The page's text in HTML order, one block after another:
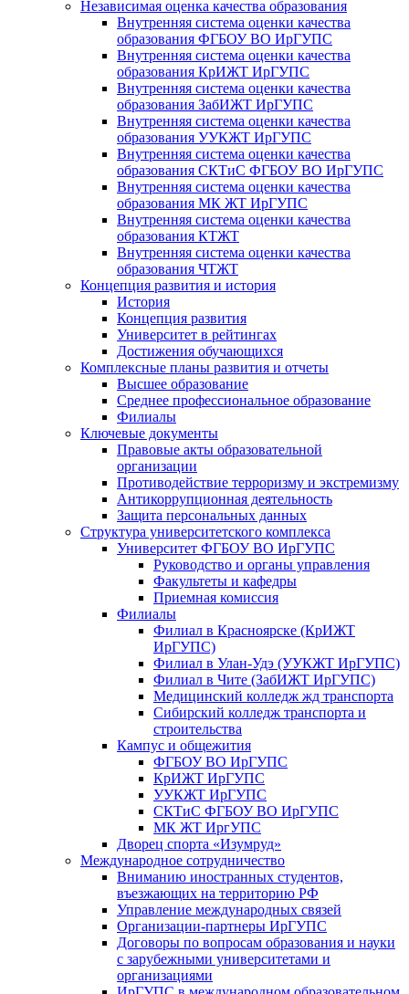
Независимая оценка качества образования
Внутренняя система оценки качества
образования ФГБОУ ВО ИрГУПС
Внутренняя система оценки качества
образования КрИЖТ ИрГУПС
Внутренняя система оценки качества
образования ЗабИЖТ ИрГУПС
Внутренняя система оценки качества
образования УУКЖТ ИрГУПС
Внутренняя система оценки качества
образования СКТиС ФГБОУ ВО ИрГУПС
Внутренняя система оценки качества
образования МК ЖТ ИрГУПС
Внутренняя система оценки качества
образования КТЖТ
Внутренняя система оценки качества
образования ЧТЖТ
Концепция развития и история
История
Концепция развития
Университет в рейтингах
Достижения обучающихся
Комплексные планы развития и отчеты
Высшее образование
Среднее профессиональное образование
Филиалы
Ключевые документы
Правовые акты образовательной
организации
Противодействие терроризму и экстремизму
Антикоррупционная деятельность
Защита персональных данных
Структура университетского комплекса
Университет ФГБОУ ВО ИрГУПС
Руководство и органы управления
Факультеты и кафедры
Приемная комиссия
Филиалы
Филиал в Красноярске (КрИЖТ
ИрГУПС)
Филиал в Улан-Удэ (УУКЖТ ИрГУПС)
Филиал в Чите (ЗабИЖТ ИрГУПС)
Медицинский колледж жд транспорта
Сибирский колледж транспорта и
строительства
Кампус и общежития
ФГБОУ ВО ИрГУПС
КрИЖТ ИрГУПС
УУКЖТ ИрГУПС
СКТиС ФГБОУ ВО ИрГУПС
МК ЖТ ИргУПС
Дворец спорта «Изумруд»
Международное сотрудничество
Вниманию иностранных студентов,
въезжающих на территорию РФ
Управление международных связей
Организации-партнеры ИрГУПС
Договоры по вопросам образования и науки
с зарубежными университетами и
организациями